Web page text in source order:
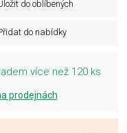
do oblíbených
do nabídky
více než 120 ks
prodejnách